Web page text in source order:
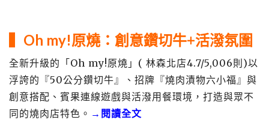
▍Oh my!原燒：創意鑽切牛+活潑氛圍
全新升級的「Oh my!原燒」( 林森北店4.7/5,006則)以
浮誇的『50公分鑽切牛』、招牌『燒肉漬物六小福』與
創意搭配、賓果連線遊戲與活潑用餐環境，打造與眾不
同的燒肉店特色。 →閱讀全文